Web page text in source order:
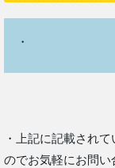
・
・上記に記載され
のでお気軽にお問い